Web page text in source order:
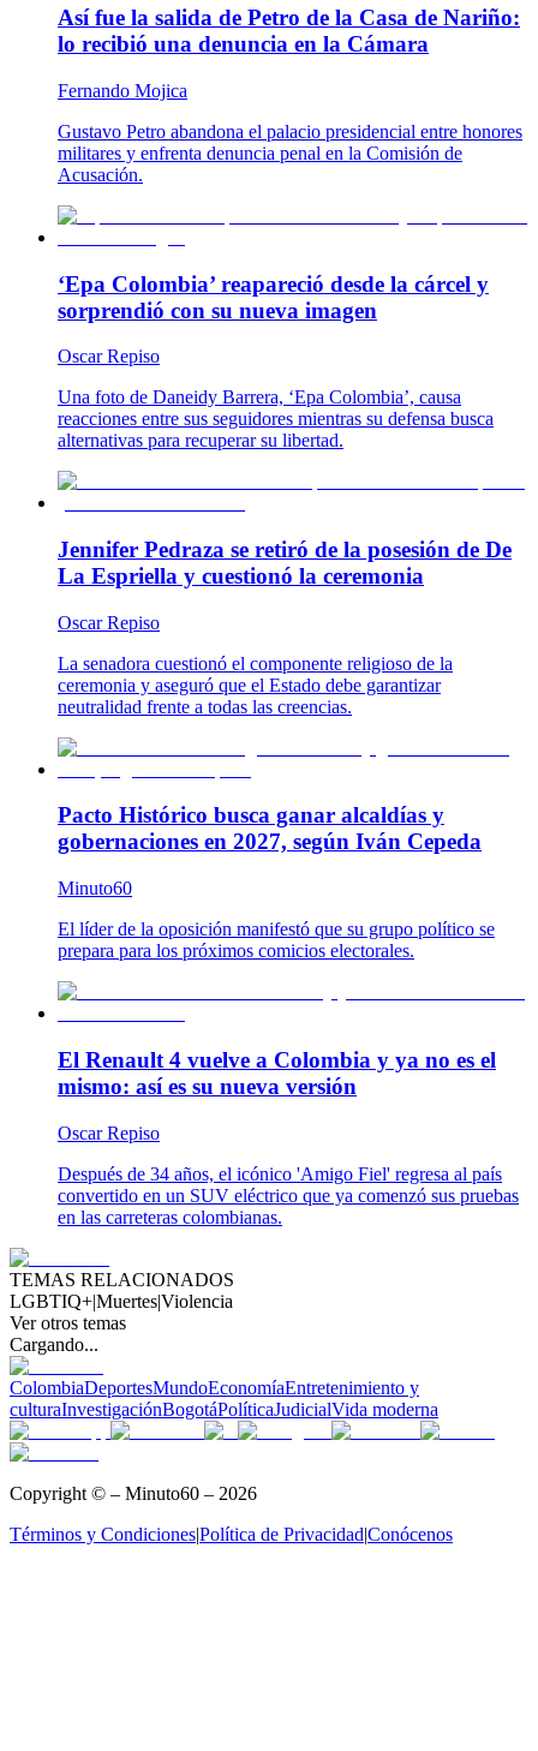
Así fue la salida de Petro de la Casa de Nariño:
lo recibió una denuncia en la Cámara
Fernando Mojica
Gustavo Petro abandona el palacio presidencial entre honores
militares y enfrenta denuncia penal en la Comisión de
Acusación.
‘Epa Colombia’ reapareció desde la cárcel y
sorprendió con su nueva imagen
Oscar Repiso
Una foto de Daneidy Barrera, ‘Epa Colombia’, causa
reacciones entre sus seguidores mientras su defensa busca
alternativas para recuperar su libertad.
Jennifer Pedraza se retiró de la posesión de De
La Espriella y cuestionó la ceremonia
Oscar Repiso
La senadora cuestionó el componente religioso de la
ceremonia y aseguró que el Estado debe garantizar
neutralidad frente a todas las creencias.
Pacto Histórico busca ganar alcaldías y
gobernaciones en 2027, según Iván Cepeda
Minuto60
El líder de la oposición manifestó que su grupo político se
prepara para los próximos comicios electorales.
El Renault 4 vuelve a Colombia y ya no es el
mismo: así es su nueva versión
Oscar Repiso
Después de 34 años, el icónico 'Amigo Fiel' regresa al país
convertido en un SUV eléctrico que ya comenzó sus pruebas
en las carreteras colombianas.
TEMAS RELACIONADOS
LGBTIQ+|Muertes|Violencia
Ver otros temas
Cargando...
ColombiaDeportesMundoEconomíaEntretenimiento y
culturaInvestigaciónBogotáPolíticaJudicialVida moderna
Copyright © – Minuto60 – 2026
Términos y Condiciones|Política de Privacidad|Conócenos